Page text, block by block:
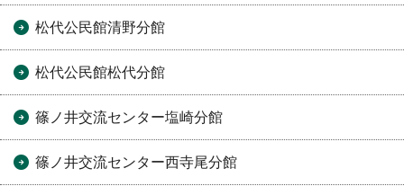
松代公民館清野分館
松代公民館松代分館
篠ノ井交流センター塩崎分館
篠ノ井交流センター西寺尾分館